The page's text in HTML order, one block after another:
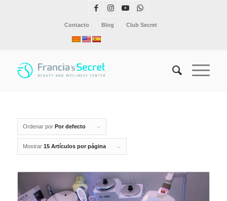
Contacto Blog Club Secret
Ordenar por Por defecto
Mostrar 15 Artículos por página